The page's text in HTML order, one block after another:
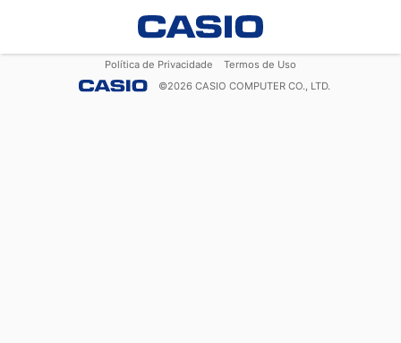
Política de Privacidade
Termos de Uso
©2026 CASIO COMPUTER CO., LTD.